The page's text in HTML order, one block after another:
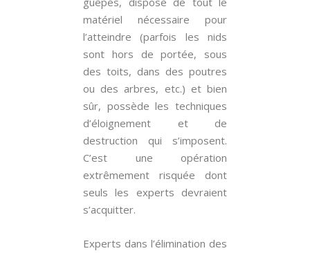
matériel nécessaire pour
l’atteindre (parfois les nids
sont hors de portée, sous
des toits, dans des poutres
ou des arbres, etc.) et bien
sûr, possède les techniques
d’éloignement et de
destruction qui s’imposent.
C’est une opération
extrêmement risquée dont
seuls les experts devraient
s’acquitter.
Experts dans l’élimination des